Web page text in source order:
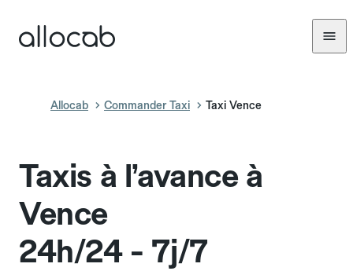
Allocab Commander Taxi Taxi Vence
Taxis à l’avance à
Vence
24h/24 - 7j/7